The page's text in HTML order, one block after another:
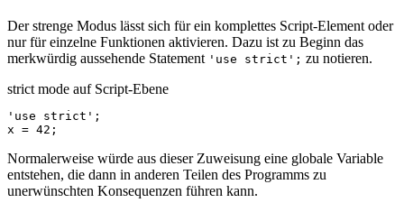
Der strenge Modus lässt sich für ein komplettes Script-Element oder
nur für einzelne Funktionen aktivieren. Dazu ist zu Beginn das
merkwürdig aussehende Statement 'use strict'; zu notieren.
strict mode auf Script-Ebene
'use strict' ;
x = 42 ;
Normalerweise würde aus dieser Zuweisung eine globale Variable
entstehen, die dann in anderen Teilen des Programms zu
unerwünschten Konsequenzen führen kann.